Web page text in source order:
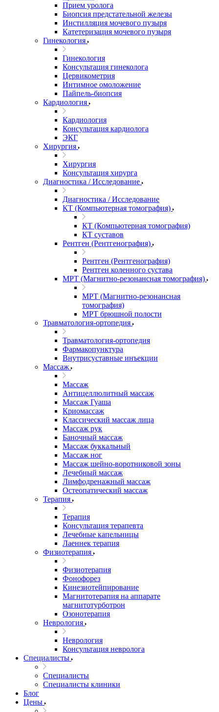
Прием уролога
Биопсия предстательной железы
Инстилляция мочевого пузыря
Катетеризация мочевого пузыря
Гинекология
Гинекология
Консультация гинеколога
Цервикометрия
Интимное омоложение
Пайпель-биопсия
Кардиология
Кардиология
Консультация кардиолога
ЭКГ
Хирургия
Хирургия
Консультация хирурга
Диагностика / Исследование
Диагностика / Исследование
КТ (Компьютерная томография)
КТ (Компьютерная томография)
КТ суставов
Рентген (Рентгенография)
Рентген (Рентгенография)
Рентген коленного сустава
МРТ (Магнитно-резонансная томография)
МРТ (Магнитно-резонансная
томография)
МРТ брюшной полости
Травматология-ортопедия
Травматология-ортопедия
Фармакопунктура
Внутрисуставные инъекции
Массаж
Массаж
Антицеллюлитный массаж
Массаж Гуаша
Криомассаж
Классический массаж лица
Массаж рук
Баночный массаж
Массаж буккальный
Массаж ног
Массаж шейно-воротниковой зоны
Лечебный массаж
Лимфодренажный массаж
Остеопатический массаж
Терапия
Терапия
Консультация терапевта
Лечебные капельницы
Лаеннек терапия
Физиотерапия
Физиотерапия
Фонофорез
Кинезиотейпирование
Магнитотерапия на аппарате
магнитотурботрон
Озонотерапия
Неврология
Неврология
Консультация невролога
Специалисты
Специалисты
Специалисты клиники
Блог
Цены